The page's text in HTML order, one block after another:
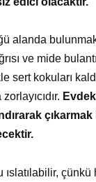
alanda
ve mide
sert kokuları
ıslatılabilir,